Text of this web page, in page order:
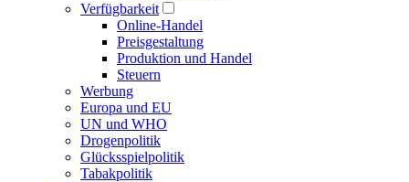
Verfügbarkeit
Online-Handel
Preisgestaltung
Produktion und Handel
Steuern
Werbung
Europa und EU
UN und WHO
Drogenpolitik
Glücksspielpolitik
Tabakpolitik